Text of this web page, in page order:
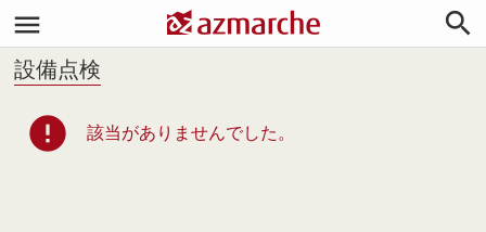


設備点検
error 該当がありませんでした。